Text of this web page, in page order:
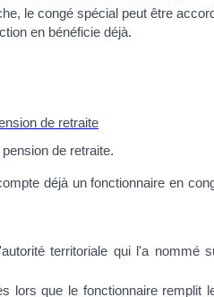
le congé spécial peut être
en bénéficie déjà.
de retraite
de retraite.
déjà un fonctionnaire en
territoriale qui l'a nommé
lors que le fonctionnaire remplit